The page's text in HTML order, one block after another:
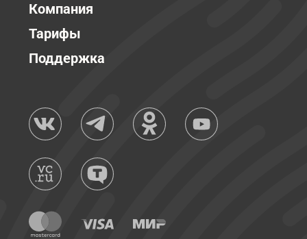
Компания
Тарифы
Поддержка